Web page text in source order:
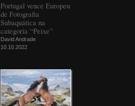
Portugal vence Europeu
de Fotografia
Subaquática na
categoria “Peixe”
David Andrade
10.10.2022